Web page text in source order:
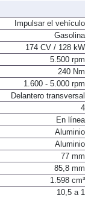
Impulsar el vehículo
Gasolina
174 CV / 128 kW
5.500 rpm
240 Nm
1.600 - 5.000 rpm
Delantero transversal
4
En línea
Aluminio
Aluminio
77 mm
85,8 mm
1.598 cm³
10,5 a 1